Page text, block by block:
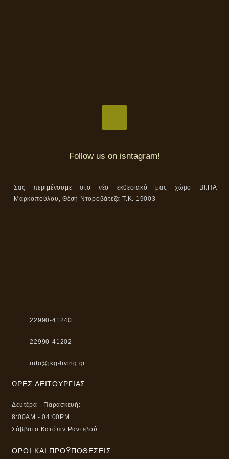
Follow us on isntagram!
Σας περιμένουμε στο νέο εκθεσιακό μας χώρο ΒΙ.ΠΑ
Μαρκοπούλου, Θέση Ντοροβάτεζα Τ.Κ. 19003
22990-41240
22990-41202
info@jkg-living.gr
ΏΡΕΣ ΛΕΙΤΟΥΡΓΊΑΣ
Δευτέρα - Παρασκευή:
8:00AM - 04:00PM
Σάββατο Κατόπιν Ραντεβού
ΌΡΟΙ ΚΑΙ ΠΡΟΫΠΟΘΈΣΕΙΣ